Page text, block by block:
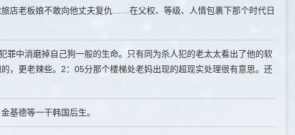
店老板娘不敢向他丈夫复仇……在父权、等级、人情包裹下那个时代日
罪中消磨掉自己狗一般的生命。只有同为杀人犯的老太太看出了他的软
，更老辣些。2：05分那个楼梯处老妈出现的超现实处理很有意思。还
基德等一干韩国后生。